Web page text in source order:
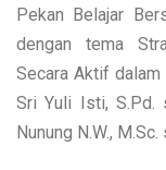
Pekan Belajar
dengan tema
Secara Aktif dalam
Sri Yuli Isti, S.Pd.
Nunung N.W.,